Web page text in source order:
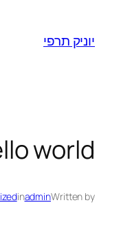
יוניק תרפי
world!
Written by
admin
in